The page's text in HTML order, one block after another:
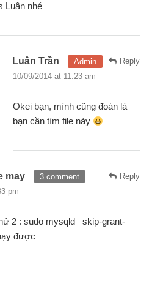
Luân nhé
Reply
Luân Trần
Admin
10/09/2014 at 11:23 am
Okei bạn, mình cũng đoán là
bạn cần tìm file này
Reply
may
3 comment
pm
2 : sudo mysqld –skip-grant-
được